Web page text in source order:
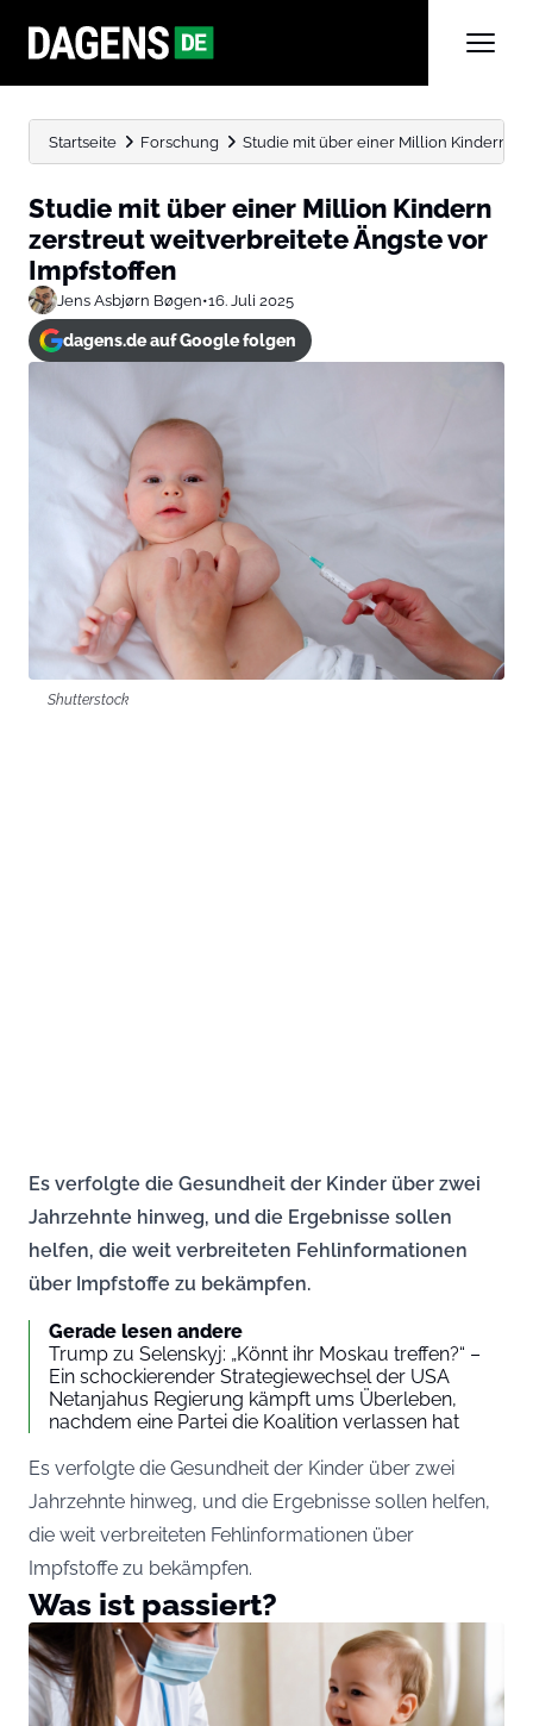
Startseite Forschung Studie mit über einer Million Kindern
Studie mit über einer Million Kindern
zerstreut weitverbreitete Ängste vor
Impfstoffen
Jens Asbjørn Bøgen•16. Juli 2025
dagens.de auf Google folgen
Shutterstock
Es verfolgte die Gesundheit der Kinder über zwei
Jahrzehnte hinweg, und die Ergebnisse sollen
helfen, die weit verbreiteten Fehlinformationen
über Impfstoffe zu bekämpfen.
Gerade lesen andere
Trump zu Selenskyj: „Könnt ihr Moskau treffen?“ –
Ein schockierender Strategiewechsel der USA
Netanjahus Regierung kämpft ums Überleben,
nachdem eine Partei die Koalition verlassen hat
Es verfolgte die Gesundheit der Kinder über zwei
Jahrzehnte hinweg, und die Ergebnisse sollen helfen,
die weit verbreiteten Fehlinformationen über
Impfstoffe zu bekämpfen.
Was ist passiert?